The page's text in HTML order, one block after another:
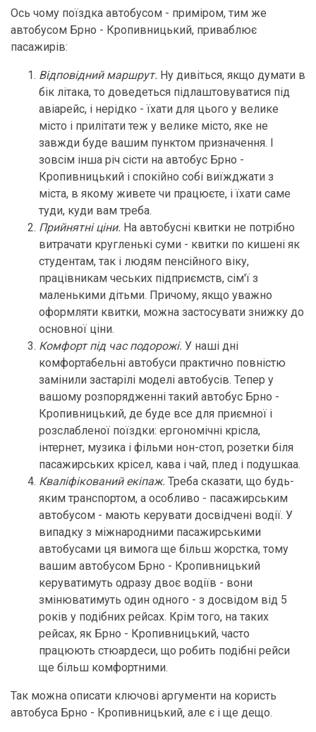
Ось чому поїздка автобусом - приміром, тим же
автобусом Брно - Кропивницький, приваблює
пасажирів:
Відповідний маршрут. Ну дивіться, якщо думати в
бік літака, то доведеться підлаштовуватися під
авіарейс, і нерідко - їхати для цього у велике
місто і прилітати теж у велике місто, яке не
завжди буде вашим пунктом призначення. І
зовсім інша річ сісти на автобус Брно -
Кропивницький і спокійно собі виїжджати з
міста, в якому живете чи працюєте, і їхати саме
туди, куди вам треба.
Прийнятні ціни. На автобусні квитки не потрібно
витрачати кругленькі суми - квитки по кишені як
студентам, так і людям пенсійного віку,
працівникам чеських підприємств, сім'ї з
маленькими дітьми. Причому, якщо уважно
оформляти квитки, можна застосувати знижку до
основної ціни.
Комфорт під час подорожі. У наші дні
комфортабельні автобуси практично повністю
замінили застарілі моделі автобусів. Тепер у
вашому розпорядженні такий автобус Брно -
Кропивницький, де буде все для приємної і
розслабленої поїздки: ергономічні крісла,
інтернет, музика і фільми нон-стоп, розетки біля
пасажирських крісел, кава і чай, плед і подушкаа.
Кваліфікований екіпаж. Треба сказати, що будь-
яким транспортом, а особливо - пасажирським
автобусом - мають керувати досвідчені водії. У
випадку з міжнародними пасажирськими
автобусами ця вимога ще більш жорстка, тому
вашим автобусом Брно - Кропивницький
керуватимуть одразу двоє водіїв - вони
змінюватимуть один одного - з досвідом від 5
років у подібних рейсах. Крім того, на таких
рейсах, як Брно - Кропивницький, часто
працюють стюардеси, що робить подібні рейси
ще більш комфортними.
Так можна описати ключові аргументи на користь
автобуса Брно - Кропивницький, але є і ще дещо.